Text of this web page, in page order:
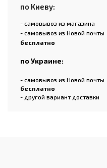
по Киеву:
- самовывоз из магазина
- самовывоз из Новой почты
бесплатно
по Украине:
- самовывоз из Новой почты
бесплатно
- другой вариант доставки